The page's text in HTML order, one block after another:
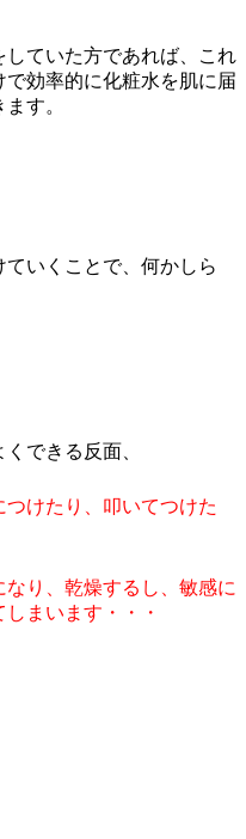
ていた方であれば、これ
効率的に化粧水を肌に届
す。
ていくことで、何かしら
できる反面、
けたり、叩いてつけた
り、乾燥するし、敏感に
まいます・・・